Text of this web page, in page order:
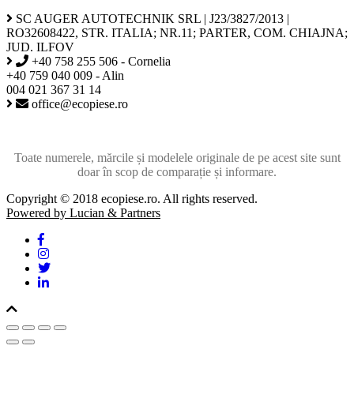
SC AUGER AUTOTECHNIK SRL | J23/3827/2013 |
RO32608422, STR. ITALIA; NR.11; PARTER, COM. CHIAJNA;
JUD. ILFOV
+40 758 255 506 - Cornelia
+40 759 040 009 - Alin
004 021 367 31 14
office@ecopiese.ro
Toate numerele, mărcile și modelele originale de pe acest site sunt
doar în scop de comparație și informare.
Copyright © 2018 ecopiese.ro. All rights reserved.
Powered by Lucian & Partners